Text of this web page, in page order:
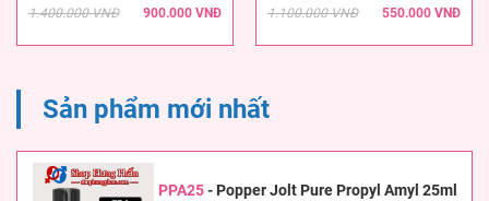
1.400.000 VNĐ 900.000 VNĐ 1.100.000 VNĐ 550.000 VNĐ
Sản phẩm mới nhất
PPA25- Popper Jolt Pure Propyl Amyl 25ml